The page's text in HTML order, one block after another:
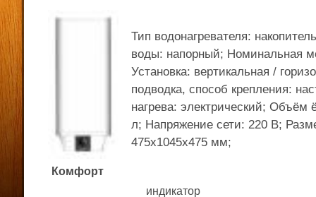
Тип водонагревателя:
воды: напорный; Номинальная
Установка: вертикальная /
подводка, способ крепления:
нагрева: электрический; Объём
л; Напряжение сети: 220 В;
475x1045x475 мм;
Комфорт
индикатор